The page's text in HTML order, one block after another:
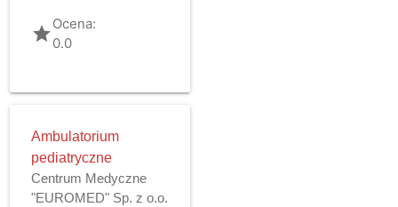
gradeOcena:
0.0
Ambulatorium
pediatryczne
Centrum Medyczne
"EUROMED" Sp. z o.o.